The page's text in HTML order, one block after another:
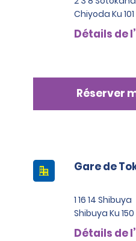
Chiyoda Ku 101
Détails de
Réserver
Gare de
1 16 14 Shibuya
Shibuya Ku
Détails de